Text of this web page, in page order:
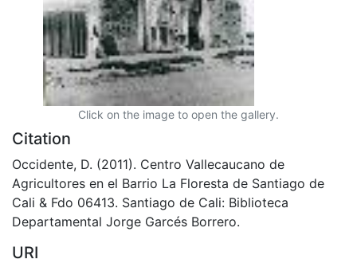
Click on the image to open the gallery.
Citation
Occidente, D. (2011). Centro Vallecaucano de
Agricultores en el Barrio La Floresta de Santiago de
Cali & Fdo 06413. Santiago de Cali: Biblioteca
Departamental Jorge Garcés Borrero.
URI